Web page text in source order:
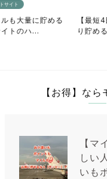
サイト
も大量に貯める
トのハ...
【最短
り貯め
【お得】な
【マ
しい
いも